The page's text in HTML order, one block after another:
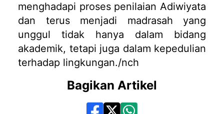
menghadapi proses penilaian Adiwiyata
dan terus menjadi madrasah yang
unggul tidak hanya dalam bidang
akademik, tetapi juga dalam kepedulian
terhadap lingkungan./nch
Bagikan Artikel